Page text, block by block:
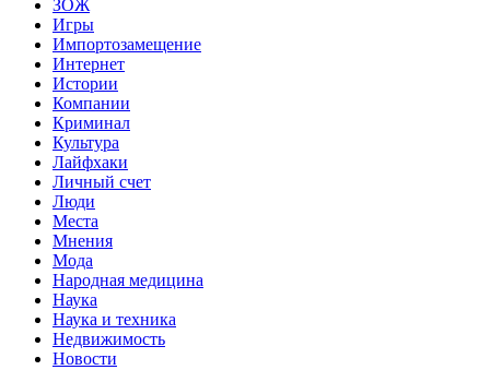
ЗОЖ
Игры
Импортозамещение
Интернет
Истории
Компании
Криминал
Культура
Лайфхаки
Личный счет
Люди
Места
Мнения
Мода
Народная медицина
Наука
Наука и техника
Недвижимость
Новости